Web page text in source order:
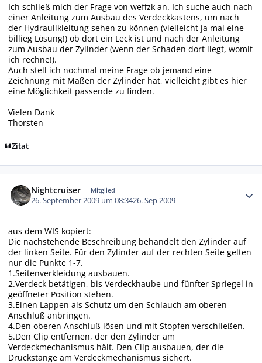
Ich schließ mich der Frage von weffzk an. Ich suche auch nach
einer Anleitung zum Ausbau des Verdeckkastens, um nach
der Hydraulikleitung sehen zu können (vielleicht ja mal eine
billieg Lösung!) ob dort ein Leck ist und nach der Anleitung
zum Ausbau der Zylinder (wenn der Schaden dort liegt, womit
ich rechne!).
Auch stell ich nochmal meine Frage ob jemand eine
Zeichnung mit Maßen der Zylinder hat, vielleicht gibt es hier
eine Möglichkeit passende zu finden.
Vielen Dank
Thorsten
Zitat
Nightcruiser Mitglied
26. September 2009 um 08:3426. Sep 2009
aus dem WIS kopiert:
Die nachstehende Beschreibung behandelt den Zylinder auf
der linken Seite. Für den Zylinder auf der rechten Seite gelten
nur die Punkte 1-7.
1.Seitenverkleidung ausbauen.
2.Verdeck betätigen, bis Verdeckhaube und fünfter Spriegel in
geöffneter Position stehen.
3.Einen Lappen als Schutz um den Schlauch am oberen
Anschluß anbringen.
4.Den oberen Anschluß lösen und mit Stopfen verschließen.
5.Den Clip entfernen, der den Zylinder am
Verdeckmechanismus hält. Den Clip ausbauen, der die
Druckstange am Verdeckmechanismus sichert.